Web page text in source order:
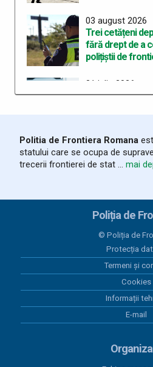
03 august 2026
Trei cetățeni
fără drept de a
polițiștii de
31 iulie 2026
Circulația
28 iulie 2026
Ziua Poliţiei de
28 iulie 2026
Autoturism în
62.000 de euro,
poloneze,
frontieră din
24 iulie 2026
Rezultatele
2026. Investiții,
internațională și
Politia de Frontiera Romana
statului care se ocupa de
trecerii frontierei de stat ... mai
Poliția de
© Poliția de
Protecția
Termeni și
Cookies
Informații
E-mail